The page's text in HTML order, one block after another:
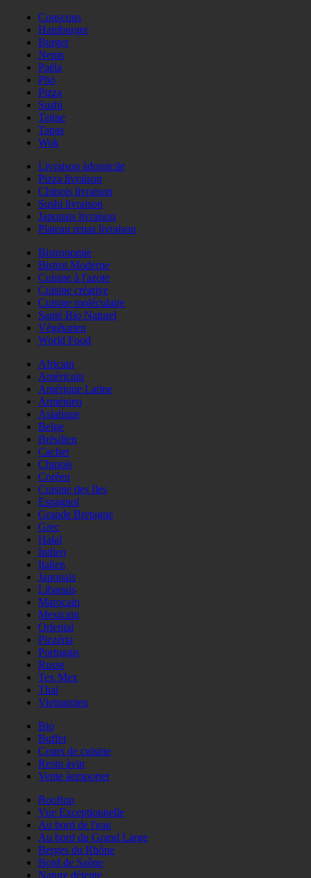
Couscous
Hamburger
Burger
Nems
Paëla
Phö
Pizza
Sushi
Tajine
Tapas
Wok
Livraison àdomicile
Pizza livraison
Chinois livraison
Sushi livraison
Japonais livraison
Plateau repas livraison
Bistronomie
Bistrot Moderne
Cuisine à l'azote
Cuisine créative
Cuisine moléculaire
Santé Bio Naturel
Végétarien
World Food
Africain
Américain
Amérique Latine
Arménien
Asiatique
Belge
Brésilien
Cacher
Chinois
Coréen
Cuisine des Iles
Espagnol
Grande Bretagne
Grec
Halal
Indien
Italien
Japonais
Libanais
Marocain
Mexicain
Oriental
Pizzéria
Portugais
Russe
Tex Mex
Thaï
Vietnamien
Bio
Buffet
Cours de cuisine
Resto àvin
Vente àemporter
Rooftop
Vue Exceptionnelle
Au bord de l'eau
Au bord du Grand Large
Berges du Rhône
Bord de Saône
Nature détente